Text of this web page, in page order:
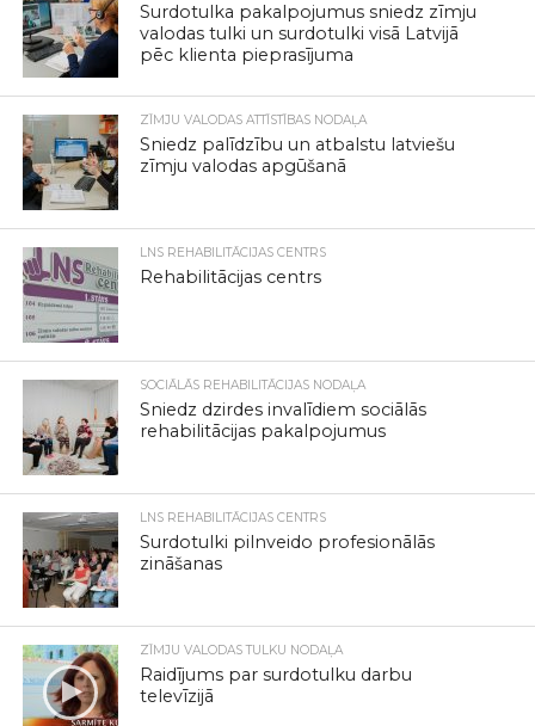
Surdotulka pakalpojumus sniedz zīmju
valodas tulki un surdotulki visā Latvijā
pēc klienta pieprasījuma
ZĪMJU VALODAS ATTĪSTĪBAS NODAĻA
Sniedz palīdzību un atbalstu latviešu
zīmju valodas apgūšanā
LNS REHABILITĀCIJAS CENTRS
Rehabilitācijas centrs
SOCIĀLĀS REHABILITĀCIJAS NODAĻA
Sniedz dzirdes invalīdiem sociālās
rehabilitācijas pakalpojumus
LNS REHABILITĀCIJAS CENTRS
Surdotulki pilnveido profesionālās
zināšanas
ZĪMJU VALODAS TULKU NODAĻA
Raidījums par surdotulku darbu
televīzijā